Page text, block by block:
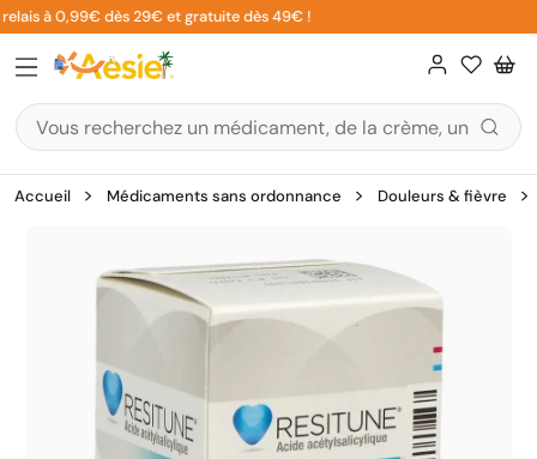
Aller
au
contenu
à 0,99€ dès 29€ et gratuite dès 49€ !
Accueil Médicaments sans ordonnance Douleurs & fièvre